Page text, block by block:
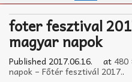
Zeneiskolák
Zeneszerzés alapjai
foter fesztival
magyar napok
Published 2017.06.16. at 480
napok – Főtér fesztivál 2017..